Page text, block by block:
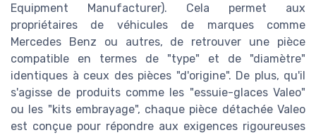
Equipment Manufacturer). Cela permet aux
propriétaires de véhicules de marques comme
Mercedes Benz ou autres, de retrouver une pièce
compatible en termes de "type" et de "diamètre"
identiques à ceux des pièces "d'origine". De plus, qu'il
s'agisse de produits comme les "essuie-glaces Valeo"
ou les "kits embrayage", chaque pièce détachée Valeo
est conçue pour répondre aux exigences rigoureuses